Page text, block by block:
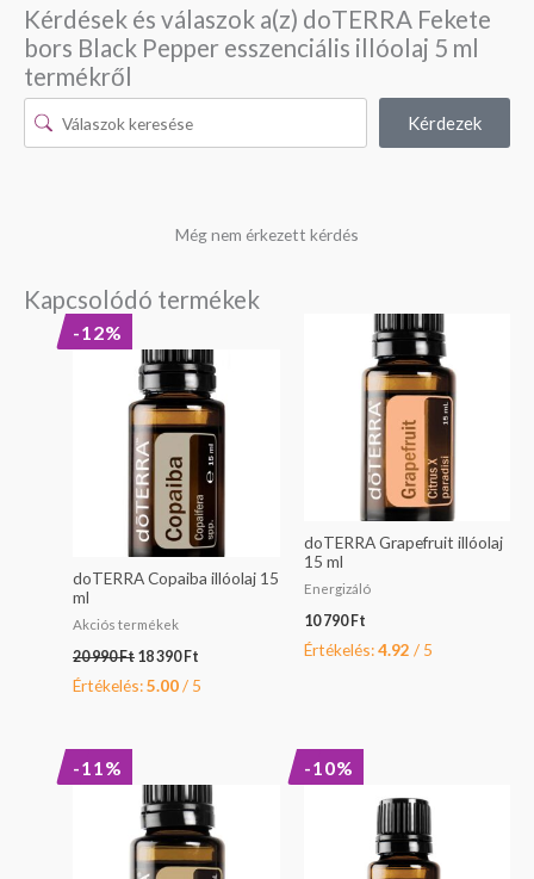
Kérdések és válaszok a(z) doTERRA Fekete
bors Black Pepper esszenciális illóolaj 5 ml
termékről
Kérdezek
Még nem érkezett kérdés
Kapcsolódó termékek
-12%
doTERRA Copaiba illóolaj 15
ml
Akciós termékek
20 990Ft
was:
20
990 Ft.
18 390 Ft
is:
18
390 Ft.
Értékelés:5.00/ 5
doTERRA Grapefruit illóolaj
15 ml
Energizáló
10 790 Ft
Értékelés:4.92 / 5
-11%
was:
28
490 Ft.
25
490 Ft.
-10%
was:
18
890 Ft.
16
990 Ft.